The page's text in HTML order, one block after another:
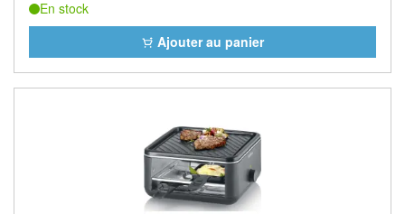
En stock
Ajouter au panier